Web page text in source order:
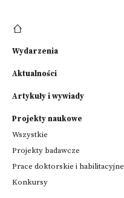
Wydarzenia
Aktualności
Artykuły i wywiady
Projekty naukowe
Wszystkie
Projekty badawcze
Prace doktorskie i habilitacyjne
Konkursy